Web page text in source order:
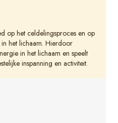
op het celdelingsproces en op
het lichaam. Hierdoor
in het lichaam en speelt
inspanning en activiteit.